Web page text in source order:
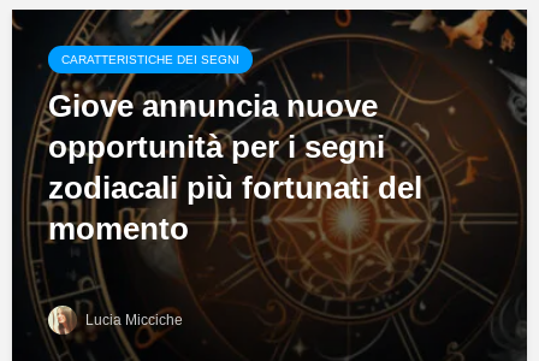
CARATTERISTICHE DEI SEGNI
Giove annuncia nuove
opportunità per i segni
zodiacali più fortunati del
momento
Lucia Micciche